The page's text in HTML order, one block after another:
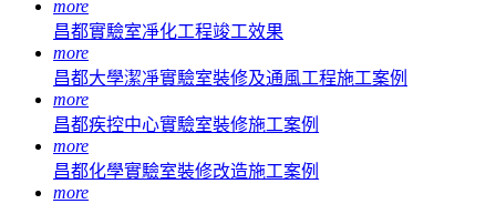
more
昌都實驗室凈化工程竣工效果
more
昌都大學潔凈實驗室裝修及通風工程施工案例
more
昌都疾控中心實驗室裝修施工案例
more
昌都化學實驗室裝修改造施工案例
more